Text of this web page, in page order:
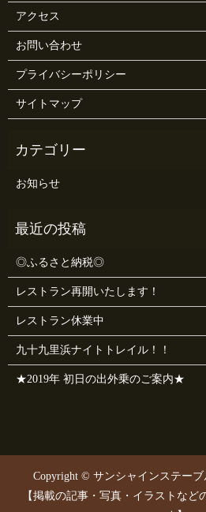
アクセス
お問い合わせ
プライバシーポリシー
サイトマップ
お知らせ
◎ふるさと納税◎
レストラン再開いたします！
レストラン休業中
九十九里浜ナイトトレイル！！
★2019年 初日の出外乗のご案内★
Copyright © サンシャインステーブ
【掲載の記事・写真・イラストなど